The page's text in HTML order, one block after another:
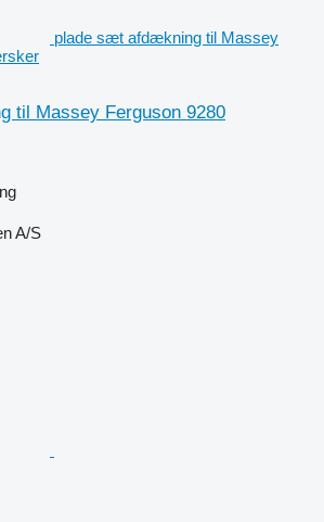
plade sæt afdækning til Massey
til Massey Ferguson 9280
A/S